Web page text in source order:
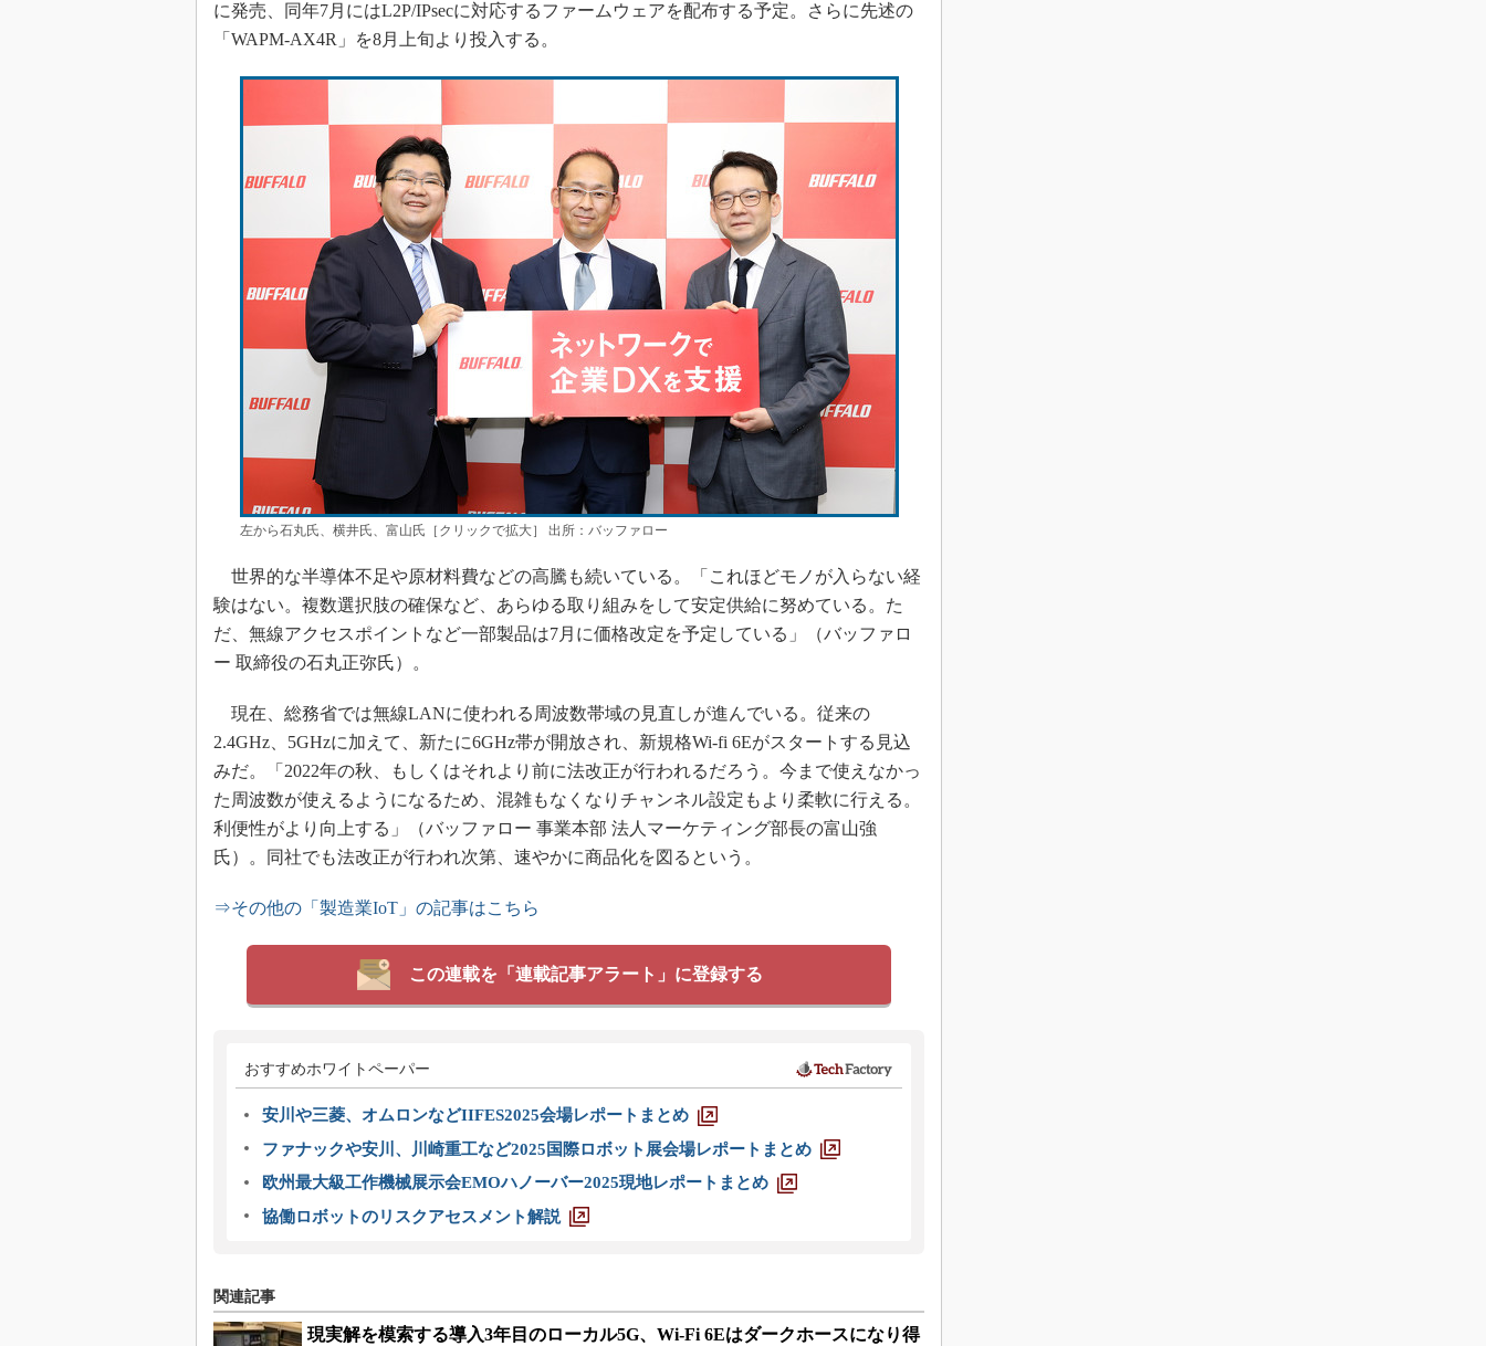
に発売、同年7月にはL2P/IPsecに対応するファームウェアを配布する予定。さらに先述の
「WAPM-AX4R」を8月上旬より投入する。
左から石丸氏、横井氏、富山氏［クリックで拡大］ 出所：バッファロー
世界的な半導体不足や原材料費などの高騰も続いている。「これほどモノが入らない経
験はない。複数選択肢の確保など、あらゆる取り組みをして安定供給に努めている。た
だ、無線アクセスポイントなど一部製品は7月に価格改定を予定している」（バッファロ
ー 取締役の石丸正弥氏）。
現在、総務省では無線LANに使われる周波数帯域の見直しが進んでいる。従来の
2.4GHz、5GHzに加えて、新たに6GHz帯が開放され、新規格Wi-fi 6Eがスタートする見込
みだ。「2022年の秋、もしくはそれより前に法改正が行われるだろう。今まで使えなかっ
た周波数が使えるようになるため、混雑もなくなりチャンネル設定もより柔軟に行える。
利便性がより向上する」（バッファロー 事業本部 法人マーケティング部長の富山強
氏）。同社でも法改正が行われ次第、速やかに商品化を図るという。
⇒その他の「製造業IoT」の記事はこちら
この連載を「連載記事アラート」に登録する
おすすめホワイトペーパー
安川や三菱、オムロンなどIIFES2025会場レポートまとめ
ファナックや安川、川崎重工など2025国際ロボット展会場レポートまとめ
欧州最大級工作機械展示会EMOハノーバー2025現地レポートまとめ
協働ロボットのリスクアセスメント解説
関連記事
現実解を模索する導入3年目のローカル5G、Wi-Fi 6Eはダークホースになり得